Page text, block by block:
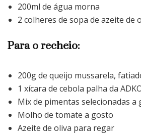
200ml de água morna
2 colheres de sopa de azeite de
Para o recheio:
200g de queijo mussarela,
1 xícara de cebola palha da
Mix de pimentas selecionadas a
Molho de tomate a gosto
Azeite de oliva para regar